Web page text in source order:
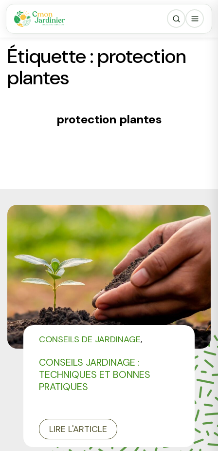
Étiquette : protection
plantes
protection plantes
CONSEILS JARDINAGE :
TECHNIQUES ET BONNES
PRATIQUES
CONSEILS DE JARDINAGE
LIRE L'ARTICLE